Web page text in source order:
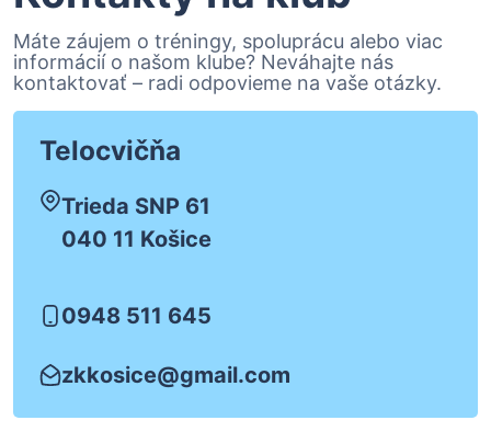
Máte záujem o tréningy, spoluprácu alebo viac
informácií o našom klube? Neváhajte nás
kontaktovať – radi odpovieme na vaše otázky.
Telocvičňa
Trieda SNP 61
040 11 Košice
0948 511 645
zkkosice@gmail.com